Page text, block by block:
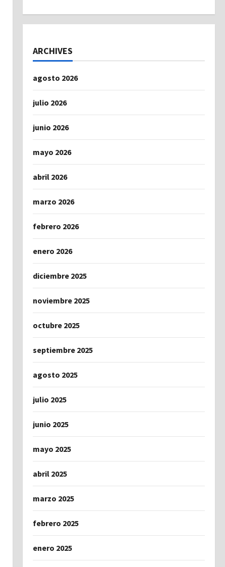
ARCHIVES
agosto 2026
julio 2026
junio 2026
mayo 2026
abril 2026
marzo 2026
febrero 2026
enero 2026
diciembre 2025
noviembre 2025
octubre 2025
septiembre 2025
agosto 2025
julio 2025
junio 2025
mayo 2025
abril 2025
marzo 2025
febrero 2025
enero 2025